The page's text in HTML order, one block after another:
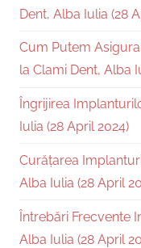
Dent, Alba Iulia (28
Cum Putem
la Clami Dent, Alba
Îngrijirea
Iulia (28 April 2024)
Curățarea
Alba Iulia (28 April
Întrebări Frecvente
Alba Iulia (28 April